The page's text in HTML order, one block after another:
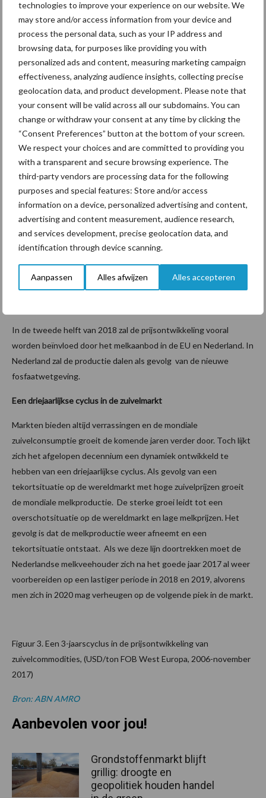
technologies to improve your experience on our website. We
may store and/or access information from your device and
process the personal data, such as your IP address and
browsing data, for purposes like providing you with
personalized ads and content, measuring marketing campaign
effectiveness, analyzing audience insights, collecting precise
geolocation data, and product development. Please note that
your consent will be valid across all our subdomains. You can
change or withdraw your consent at any time by clicking the
“Consent Preferences” button at the bottom of your screen.
We respect your choices and are committed to providing you
with a transparent and secure browsing experience. The
third-party vendors are processing data for the following
purposes and special features: Store and/or access
information on a device, personalized advertising and content,
advertising and content measurement, audience research,
and services development, precise geolocation data, and
identification through device scanning.
Aanpassen Alles afwijzen Alles accepteren
De prijzen van verhandelbare bulkzuivel laten eind 2017 forse
dalingen zien. De prijzen van vooral boter en kaas, die in de EU ver
boven de wereldmarktniveaus waren uitgestegen, moeten weer
concurrerend worden. De hoge melkprijzen lokken echter extra
aanbod uit, met een aanzwellende EU-melkstroom tot gevolg. Dit
vereist in 2018 een sterke exportprestatie. De sterke euro helpt
ons daarbij niet.
Meestal is de transitie van lagere bulkprijzen voor boter en
melkpoeders naar lagere melkprijzen een geleidelijk proces. Dit
komt doordat langetermijncontracten in met name kaas
vertragend werken. Toen de prijzen van poeders en boter in
september verzwakten leek er nog niet zo veel aan de hand
in oktober aangaf de interventie van magere melkpoeder in 2018
sterk te gaan beperken verzwakte ook de markt voor foliekaas
kaasbakken zal stromen in 2018. De kaasprijs daalde zo snel dat
een aanzienlijke daling van de melkprijs vroeg in 2018
In de tweede helft van 2018 zal de prijsontwikkeling vooral
worden beïnvloed door het melkaanbod in de EU en Nederland. In
Nederland zal de productie dalen als gevolg van de nieuwe
fosfaatwetgeving.
Een driejaarlijkse cyclus in de zuivelmarkt
Markten bieden altijd verrassingen en de mondiale
zuivelconsumptie groeit de komende jaren verder door. Toch lijkt
zich het afgelopen decennium een dynamiek ontwikkeld te
hebben van een driejaarlijkse cyclus. Als gevolg van een
tekortsituatie op de wereldmarkt met hoge zuivelprijzen groeit
de mondiale melkproductie. De sterke groei leidt tot een
overschotsituatie op de wereldmarkt en lage melkprijzen. Het
gevolg is dat de melkproductie weer afneemt en een
tekortsituatie ontstaat. Als we deze lijn doortrekken moet de
Nederlandse melkveehouder zich na het goede jaar 2017 al weer
voorbereiden op een lastiger periode in 2018 en 2019, alvorens
men zich in 2020 mag verheugen op de volgende piek in de markt.
Figuur 3. Een 3-jaarscyclus in de prijsontwikkeling van
zuivelcommodities, (USD/ton FOB West Europa, 2006-november
2017)
Bron: ABN AMRO
Aanbevolen voor jou!
Grondstoffenmarkt blijft
grillig: droogte en
geopolitiek houden handel